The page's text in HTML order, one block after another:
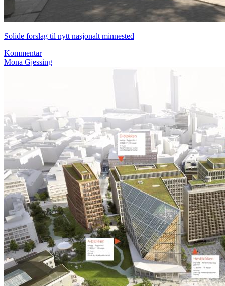
Solide forslag til nytt nasjonalt minnested
Kommentar
Mona Gjessing